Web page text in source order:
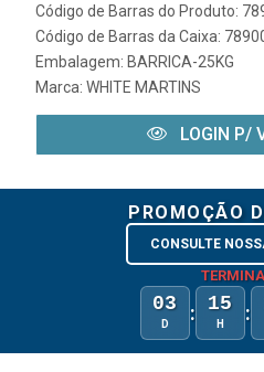
Código de Barras do Produto:
Código de Barras da Caixa:
Embalagem: BARRICA-25KG
Marca: WHITE MARTINS
LOGIN P/
PROMOÇÃO
CONSULTE
03
D : 15
H :